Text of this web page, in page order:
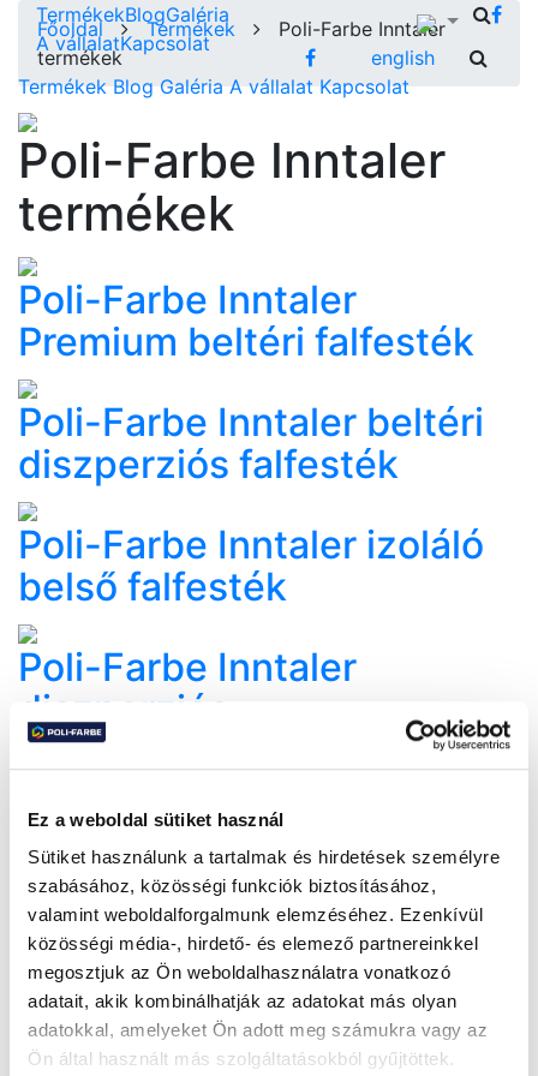
Ez a weboldal sütiket használ
Sütiket használunk a tartalmak és hirdetések személyre
szabásához, közösségi funkciók biztosításához,
valamint weboldalforgalmunk elemzéséhez. Ezenkívül
közösségi média-, hirdető- és elemező partnereinkkel
megosztjuk az Ön weboldalhasználatra vonatkozó
adatait, akik kombinálhatják az adatokat más olyan
adatokkal, amelyeket Ön adott meg számukra vagy az
Ön által használt más szolgáltatásokból gyűjtöttek.
TermékekBlogGaléria
A vállalatKapcsolat
english
Termékek Blog Galéria A vállalat Kapcsolat
Főoldal Termékek
Poli-Farbe Inntaler
termékek
Poli-Farbe Inntaler
termékek
Poli-Farbe Inntaler
Premium beltéri falfesték
Poli-Farbe Inntaler beltéri
diszperziós falfesték
Poli-Farbe Inntaler izoláló
belső falfesték
Poli-Farbe Inntaler
diszperziós
homlokzatfesték
Poli-Farbe Inntaler színes
diszperziós
homlokzatfesték Ton in ton
Poli-Farbe Inntaler
diszperziós mélyalapozó